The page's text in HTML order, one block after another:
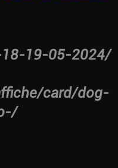
18-19-05-2024/
card/dog-